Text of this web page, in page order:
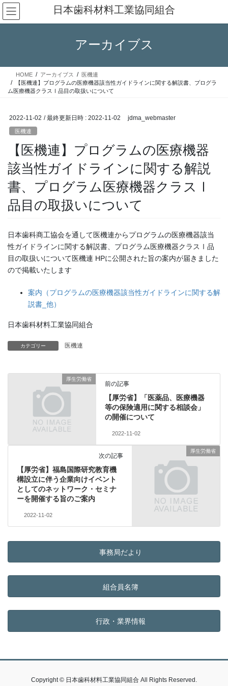
コ
ン
テ
ス
ナ
ビ
ゲ
ン
日本歯科材料工業協同組合
アーカイブス
HOME アーカイブス
医機連
【医機連】プログラムの医療機器該当性ガイドラインに関する解説書、プログラ
ム医療機器クラスⅠ品目の取扱いについて
2022-11-02 / 最終更新日時 : 2022-11-02 jdma_webmaster
医機連
【医機連】プログラムの医療機器
該当性ガイドラインに関する解説
書、プログラム医療機器クラスⅠ
品目の取扱いについて
日本歯科商工協会を通して医機連からプログラムの医療機器該当
性ガイドラインに関する解説書、プログラム医療機器クラスⅠ品
目の取扱いについて医機連 HPに公開された旨の案内が届きました
ので掲載いたします
案内（プログラムの医療機器該当性ガイドラインに関する解
説書_他）
日本歯科材料工業協同組合
カテゴリー 医機連
厚生労働省
前の記事
【厚労省】「医薬品、医療機器
等の保険適用に関する相談会」
の開催について
2022-11-02
厚生労働省
次の記事
【厚労省】福島国際研究教育機
構設立に伴う企業向けイベント
としてのネットワーク・セミナ
ーを開催する旨のご案内
2022-11-02
事務局だより
組合員名簿
行政・業界情報
Copyright © 日本歯科材料工業協同組合 All Rights Reserved.